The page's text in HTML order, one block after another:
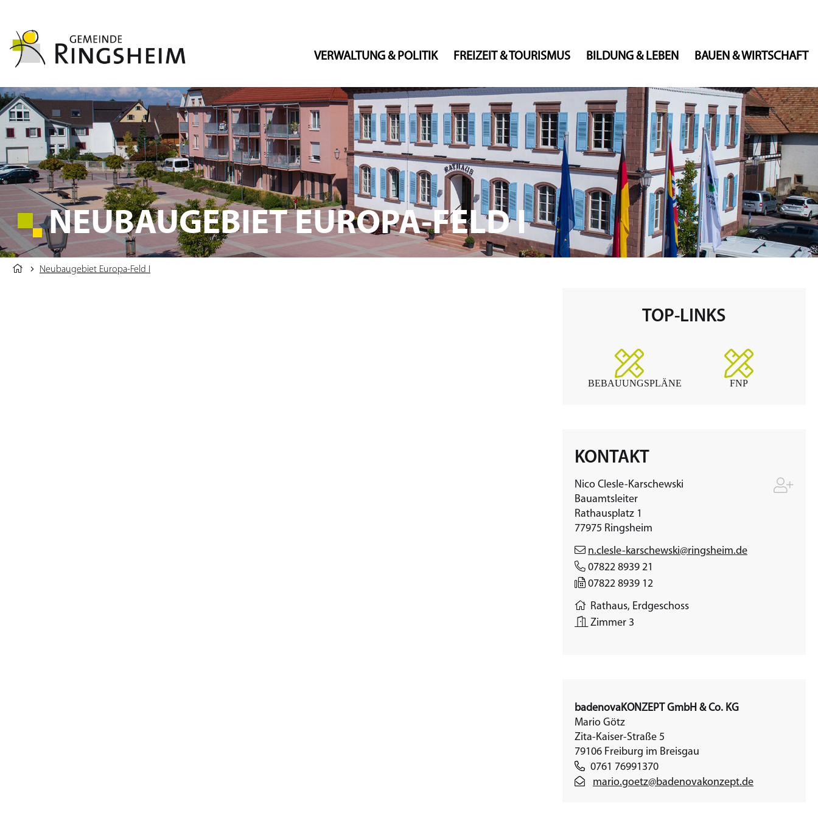
VERWALTUNG & POLITIK FREIZEIT & TOURISMUS BILDUNG & LEBEN BAUEN & WIRTSCHAFT
NEUBAUGEBIET EUROPA-FELD I
Neubaugebiet Europa-Feld I
TOP-LINKS
BEBAUUNGSPLÄNE FNP
KONTAKT
Nico Clesle-Karschewski
Bauamtsleiter
Rathausplatz 1
77975 Ringsheim
n.clesle-karschewski@ringsheim.de
07822 8939 21
07822 8939 12
Rathaus, Erdgeschoss
Zimmer 3
badenovaKONZEPT GmbH & Co. KG
Mario Götz
Zita-Kaiser-Straße 5
79106 Freiburg im Breisgau
0761 76991370
mario.goetz@badenovakonzept.de